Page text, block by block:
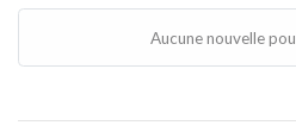
Aucune nouvelle